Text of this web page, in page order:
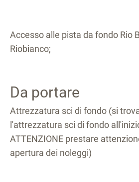
Accesso alle pista da fondo Rio
Riobianco;
Da portare
Attrezzatura sci di fondo (si
l'attrezzatura sci di fondo
ATTENZIONE prestare
apertura dei noleggi)